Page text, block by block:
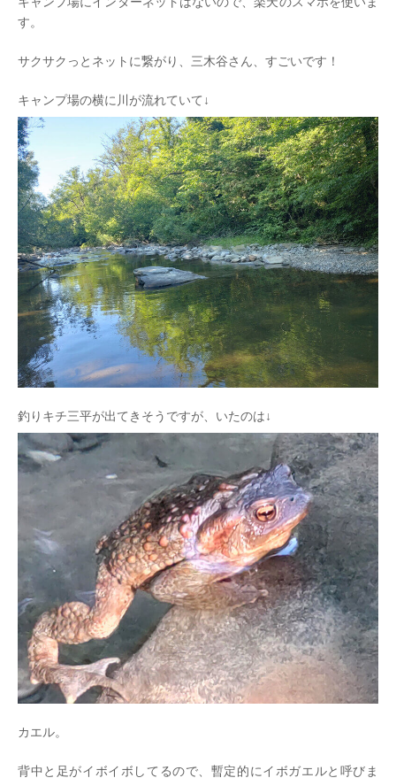
す。
サクサクっとネットに繋がり、三木谷さん、すごいです！
キャンプ場の横に川が流れていて↓
釣りキチ三平が出てきそうですが、いたのは↓
カエル。
背中と足がイボイボしてるので、暫定的にイボガエルと呼びま